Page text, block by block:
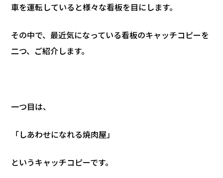
車を運転していると様々な看板を目にします。
その中で、最近気になっている看板のキャッチコピーを
二つ、ご紹介します。
一つ目は、
「しあわせになれる焼肉屋」
というキャッチコピーです。